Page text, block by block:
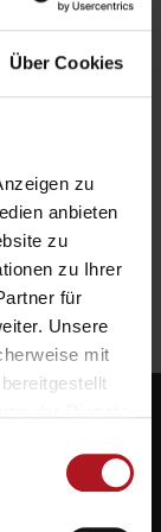
Über Cookies
zu
anbieten
zu
zu Ihrer
für
Unsere
mit